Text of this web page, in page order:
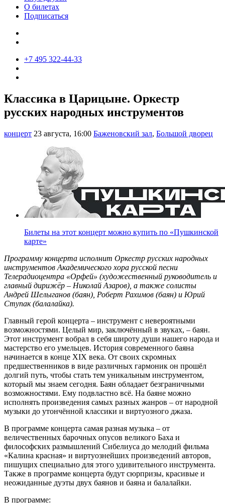
О билетах
Подписаться
+7 495 322-44-33
Классика в Царицыне. Оркестр
русских народных инструментов
концерт 23 августа, 16:00 Баженовский зал, Большой дворец
Билеты на этот концерт можно купить по «Пушкинской
карте»
Программу концерта исполнит Оркестр русских народных
инструментов Академического хора русской песни
Телерадиоцентра «Орфей» (художественный руководитель и
главный дирижёр – Николай Азаров), а также солисты
Андрей Шелыганов (баян), Роберт Рахимов (баян) и Юрий
Ступак (балалайка).
Главный герой концерта – инструмент с невероятными
возможностями. Целый мир, заключённый в звуках, – баян.
Этот инструмент вобрал в себя широту души нашего народа и
мастерство его умельцев. История современного баяна
начинается в конце XIX века. От своих скромных
предшественников в виде различных гармоник он прошёл
долгий путь, чтобы стать тем уникальным инструментом,
который мы знаем сегодня. Баян обладает безграничными
возможностями. Ему подвластно всё. На баяне можно
исполнять произведения самых разных жанров – от народной
музыки до утончённой классики и виртуозного джаза.
В программе концерта самая разная музыка – от
величественных барочных опусов великого Баха и
философских размышлений Сибелиуса до мелодий фильма
«Калина красная» и виртуознейших произведений авторов,
пишущих специально для этого удивительного инструмента.
Также в программе концерта будут сюрпризы, красивые и
неожиданные дуэты двух баянов и баяна и балалайки.
В программе: